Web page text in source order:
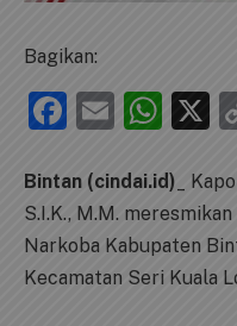
Bagikan:
Facebook
Email X
Bintan (cindai.id) _
S.I.K., M.M.
Narkoba Kabupaten
Kecamatan Seri Kuala